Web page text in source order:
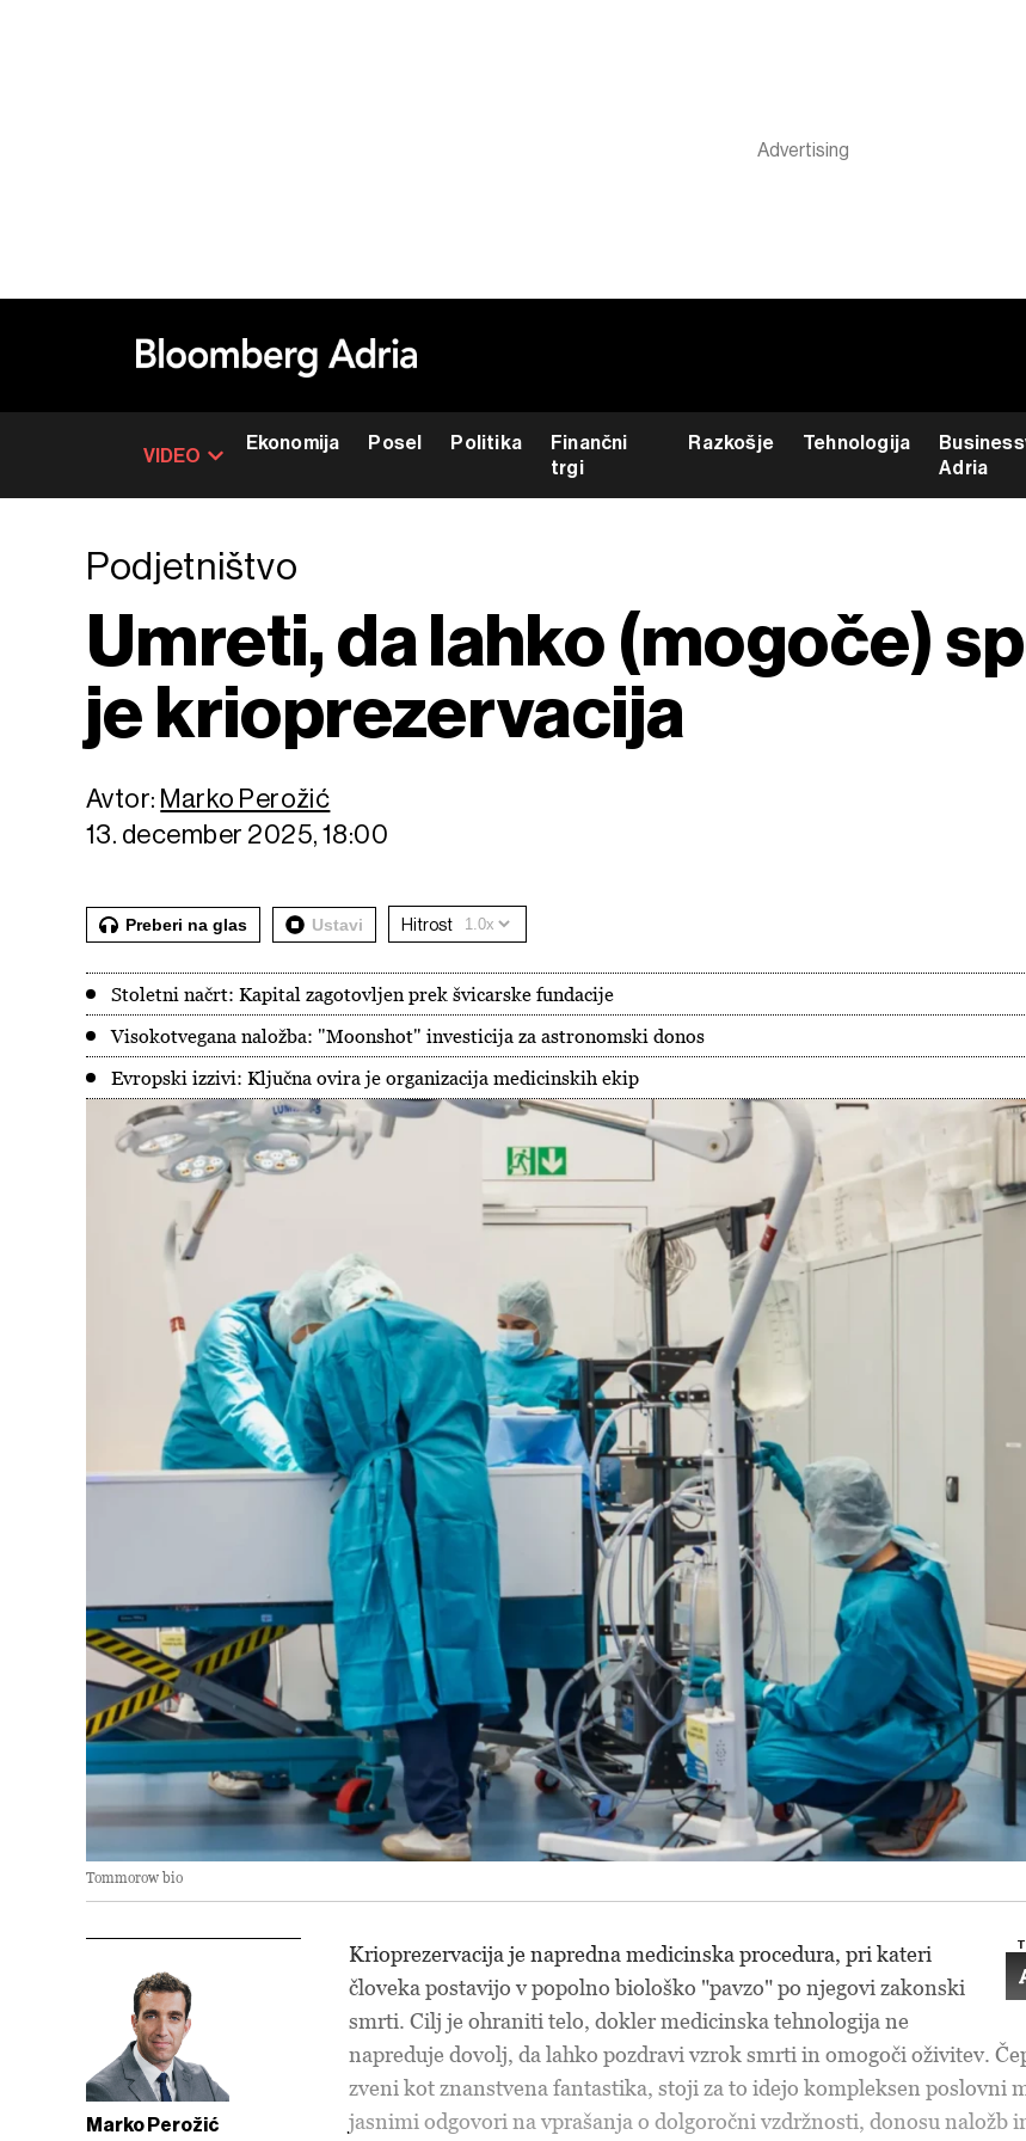
VIDEO
Ekonomija Posel Politika
Finančni
trgi
Razkošje Tehnologija
Adria
Podjetništvo
Umreti, da lahko (mogoče)
je krioprezervacija
Avtor: Marko Perožić
13. december 2025, 18:00
Preberi na glas Ustavi Hitrost
Stoletni načrt: Kapital zagotovljen prek švicarske fundacije
Visokotvegana naložba: "Moonshot" investicija za astronomski donos
Evropski izzivi: Ključna ovira je organizacija medicinskih ekip
Tommorow bio
Marko Perožić
Krioprezervacija je napredna medicinska procedura, pri kateri
človeka postavijo v popolno biološko "pavzo" po njegovi zakonski
smrti. Cilj je ohraniti telo, dokler medicinska tehnologija ne
napreduje dovolj, da lahko pozdravi vzrok smrti in omogoči oživitev.
zveni kot znanstvena fantastika, stoji za to idejo kompleksen poslovni
jasnimi odgovori na vprašanja o dolgoročni vzdržnosti, donosu naložb